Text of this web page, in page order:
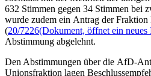
632 Stimmen gegen 34 Stimmen bei
wurde zudem ein Antrag der
(20/7226(Dokument, öffnet ein neues
Abstimmung abgelehnt.
Den Abstimmungen über die AfD-
Unionsfraktion lagen